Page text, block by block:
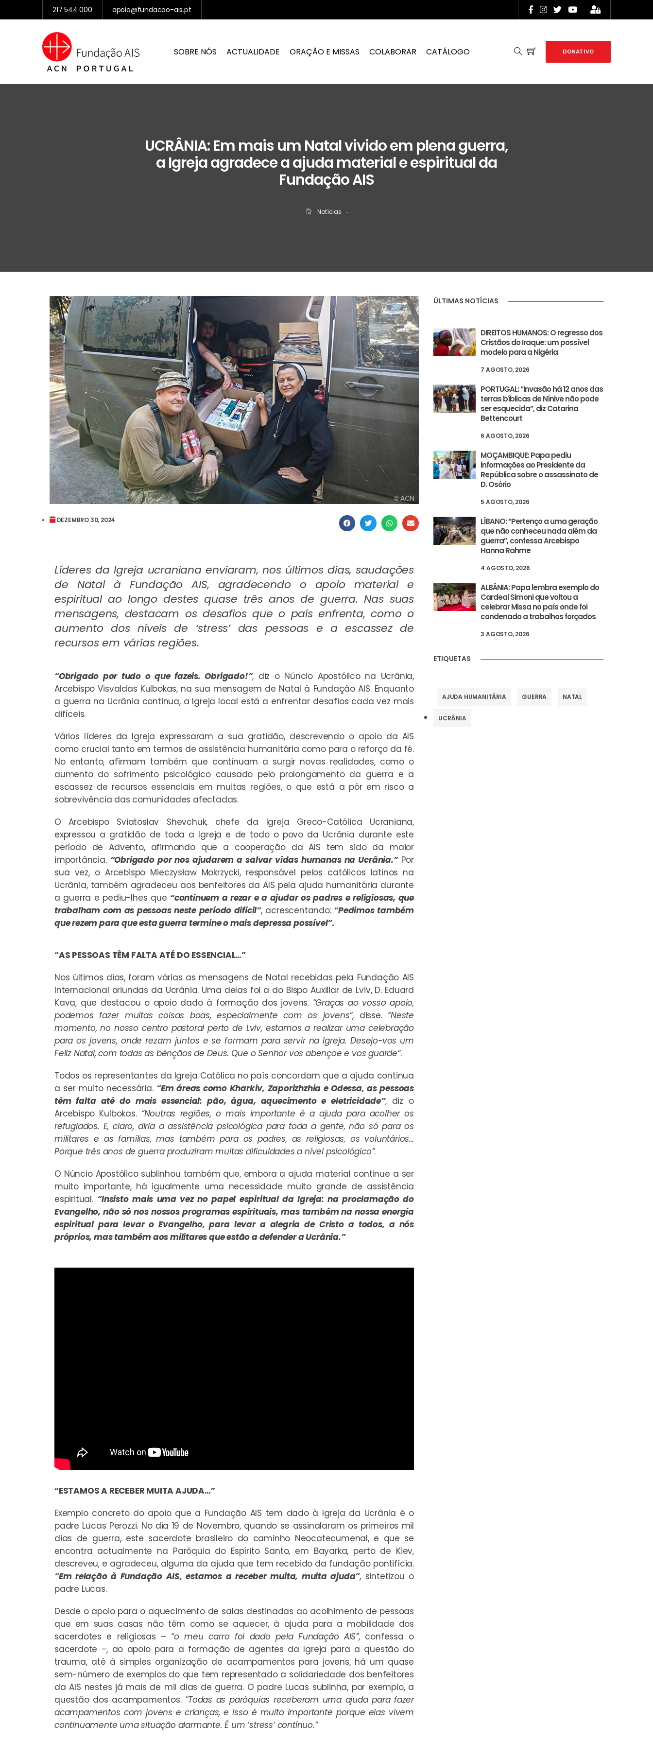
217 544 000 apoio@fundacao-ais.pt
SOBRE NÓS ACTUALIDADE ORAÇÃO E MISSAS COLABORAR CATÁLOGO DONATIVO
UCRÂNIA: Em mais um Natal vivido em plena guerra,
a Igreja agradece a ajuda material e espiritual da
Fundação AIS
Notícias ‧
DEZEMBRO 30, 2024
Líderes da Igreja ucraniana enviaram, nos últimos dias, saudações
de Natal à Fundação AIS, agradecendo o apoio material e
espiritual ao longo destes quase três anos de guerra. Nas suas
mensagens, destacam os desafios que o país enfrenta, como o
aumento dos níveis de ‘stress’ das pessoas e a escassez de
recursos em várias regiões.
“Obrigado por tudo o que fazeis. Obrigado!”, diz o Núncio Apostólico na Ucrânia,
Arcebispo Visvaldas Kulbokas, na sua mensagem de Natal à Fundação AIS. Enquanto
a guerra na Ucrânia continua, a Igreja local está a enfrentar desafios cada vez mais
difíceis.
Vários líderes da Igreja expressaram a sua gratidão, descrevendo o apoio da AIS
como crucial tanto em termos de assistência humanitária como para o reforço da fé.
No entanto, afirmam também que continuam a surgir novas realidades, como o
aumento do sofrimento psicológico causado pelo prolongamento da guerra e a
escassez de recursos essenciais em muitas regiões, o que está a pôr em risco a
sobrevivência das comunidades afectadas.
O Arcebispo Sviatoslav Shevchuk, chefe da Igreja Greco-Católica Ucraniana,
expressou a gratidão de toda a Igreja e de todo o povo da Ucrânia durante este
período de Advento, afirmando que a cooperação da AIS tem sido da maior
importância. “Obrigado por nos ajudarem a salvar vidas humanas na Ucrânia.”Por
sua vez, o Arcebispo Mieczysław Mokrzycki, responsável pelos católicos latinos na
Ucrânia, também agradeceu aos benfeitores da AIS pela ajuda humanitária durante
a guerra e pediu-lhes que “continuem a rezar e a ajudar os padres e religiosas, que
trabalham com as pessoas neste período difícil”, acrescentando: “Pedimos também
que rezem para que esta guerra termine o mais depressa possível”.
“AS PESSOAS TÊM FALTA ATÉ DO ESSENCIAL…”
Nos últimos dias, foram várias as mensagens de Natal recebidas pela Fundação AIS
Internacional oriundas da Ucrânia. Uma delas foi a do Bispo Auxiliar de Lviv, D. Eduard
Kava, que destacou o apoio dado à formação dos jovens. “Graças ao vosso apoio,
podemos fazer muitas coisas boas, especialmente com os jovens”, disse. “Neste
momento, no nosso centro pastoral perto de Lviv, estamos a realizar uma celebração
para os jovens, onde rezam juntos e se formam para servir na Igreja. Desejo-vos um
Feliz Natal, com todas as bênçãos de Deus. Que o Senhor vos abençoe e vos guarde”.
Todos os representantes da Igreja Católica no país concordam que a ajuda continua
a ser muito necessária. “Em áreas como Kharkiv, Zaporizhzhia e Odessa, as pessoas
têm falta até do mais essencial: pão, água, aquecimento e eletricidade”, diz o
Arcebispo Kulbokas. “Noutras regiões, o mais importante é a ajuda para acolher os
refugiados. E, claro, diria a assistência psicológica para toda a gente, não só para os
militares e as famílias, mas também para os padres, as religiosas, os voluntários…
Porque três anos de guerra produziram muitas dificuldades a nível psicológico”.
O Núncio Apostólico sublinhou também que, embora a ajuda material continue a ser
muito importante, há igualmente uma necessidade muito grande de assistência
espiritual. “Insisto mais uma vez no papel espiritual da Igreja: na proclamação do
Evangelho, não só nos nossos programas espirituais, mas também na nossa energia
espiritual para levar o Evangelho, para levar a alegria de Cristo a todos, a nós
próprios, mas também aos militares que estão a defender a Ucrânia.”
“ESTAMOS A RECEBER MUITA AJUDA…”
Exemplo concreto do apoio que a Fundação AIS tem dado à Igreja da Ucrânia é o
padre Lucas Perozzi. No dia 19 de Novembro, quando se assinalaram os primeiros mil
dias de guerra, este sacerdote brasileiro do caminho Neocatecumenal, e que se
encontra actualmente na Paróquia do Espírito Santo, em Bayarka, perto de Kiev,
descreveu, e agradeceu, alguma da ajuda que tem recebido da fundação pontifícia.
“Em relação à Fundação AIS, estamos a receber muita, muita ajuda”, sintetizou o
padre Lucas.
Desde o apoio para o aquecimento de salas destinadas ao acolhimento de pessoas
que em suas casas não têm como se aquecer, à ajuda para a mobilidade dos
sacerdotes e religiosas – “o meu carro foi dado pela Fundação AIS”, confessa o
sacerdote –, ao apoio para a formação de agentes da Igreja para a questão do
trauma, até à simples organização de acampamentos para jovens, há um quase
sem-número de exemplos do que tem representado a solidariedade dos benfeitores
da AIS nestes já mais de mil dias de guerra. O padre Lucas sublinha, por exemplo, a
questão dos acampamentos. “Todas as paróquias receberam uma ajuda para fazer
acampamentos com jovens e crianças, e isso é muito importante porque elas vivem
continuamente uma situação alarmante. É um ‘stress’ contínuo.”
ÚLTIMAS NOTÍCIAS
DIREITOS HUMANOS: O regresso dos
Cristãos do Iraque: um possível
modelo para a Nigéria
7 AGOSTO, 2026
PORTUGAL: “Invasão há 12 anos das
terras bíblicas de Nínive não pode
ser esquecida”, diz Catarina
Bettencourt
6 AGOSTO, 2026
MOÇAMBIQUE: Papa pediu
informações ao Presidente da
República sobre o assassinato de
D. Osório
5 AGOSTO, 2026
LÍBANO: “Pertenço a uma geração
que não conheceu nada além da
guerra”, confessa Arcebispo
Hanna Rahme
4 AGOSTO, 2026
ALBÂNIA: Papa lembra exemplo do
Cardeal Simoni que voltou a
celebrar Missa no país onde foi
condenado a trabalhos forçados
3 AGOSTO, 2026
ETIQUETAS
AJUDA HUMANITÁRIA GUERRA NATAL
UCRÂNIA